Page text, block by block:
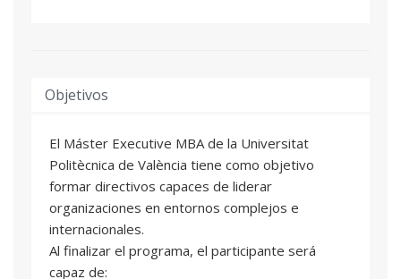
Objetivos
El Máster Executive MBA de la Universitat
Politècnica de València tiene como objetivo
formar directivos capaces de liderar
organizaciones en entornos complejos e
internacionales.
Al finalizar el programa, el participante será
capaz de: